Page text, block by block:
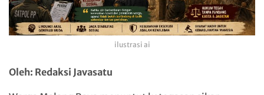
ilustrasi ai
Oleh: Redaksi Javasatu